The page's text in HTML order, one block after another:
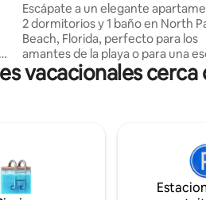
Beach
Escápate a un elegante
2 dormitorios y 1 baño en North
Beach, Florida, perfecto para los
amantes de la playa o para una
rápida. A solo 5 minutos en coche
playa de Juno, este elegante
románticas o un escape
disfrutarás de una cocina
equipada, opciones
cercanas y vibrantes atracciones
vacacionales